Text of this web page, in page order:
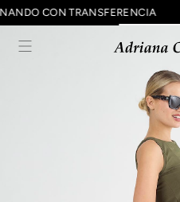
CON TRANSFERENCIA